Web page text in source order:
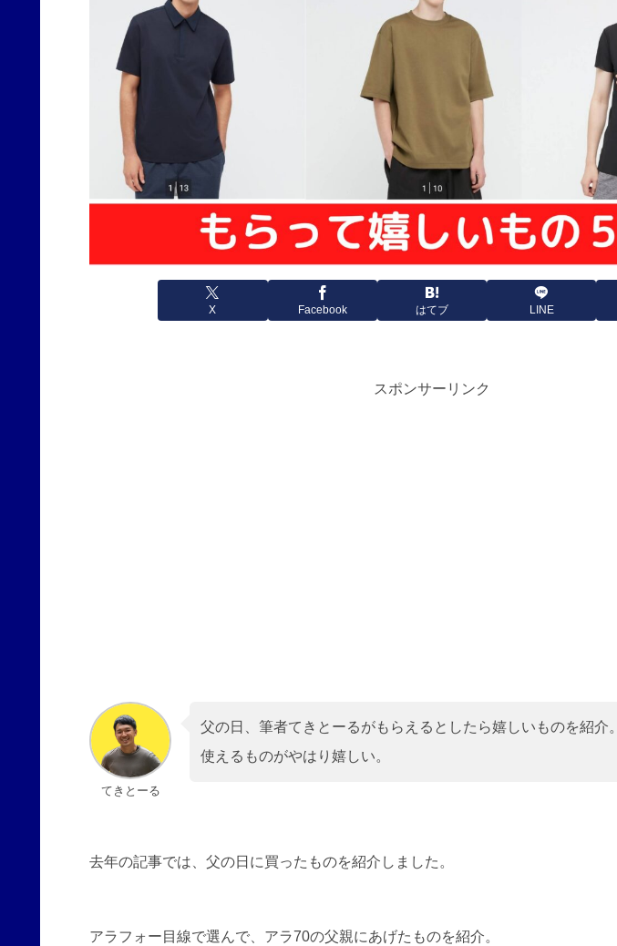
X Facebook はてブ LINE
スポンサーリンク
てきとーる
父の日、筆者てきとーるがもらえるとしたら嬉しいものを紹介。
使えるものがやはり嬉しい。
去年の記事では、父の日に買ったものを紹介しました。
アラフォー目線で選んで、アラ70の父親にあげたものを紹介。